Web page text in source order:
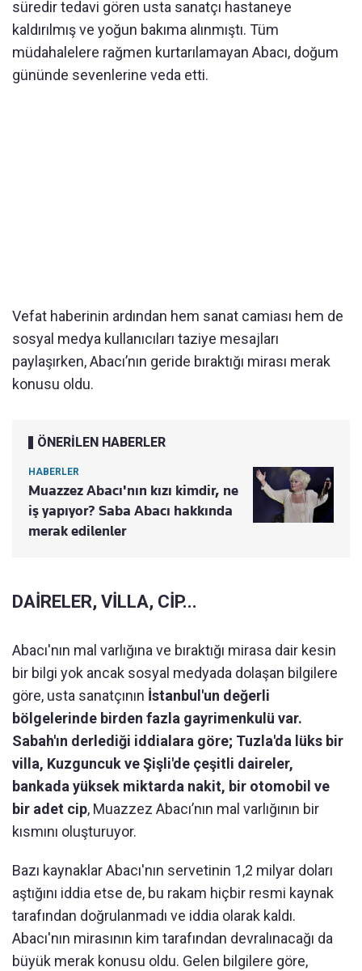
süredir tedavi gören usta sanatçı hastaneye
kaldırılmış ve yoğun bakıma alınmıştı. Tüm
müdahalelere rağmen kurtarılamayan Abacı, doğum
gününde sevenlerine veda etti.
Vefat haberinin ardından hem sanat camiası hem de
sosyal medya kullanıcıları taziye mesajları
paylaşırken, Abacı’nın geride bıraktığı mirası merak
konusu oldu.
ÖNERİLEN HABERLER
HABERLER
Muazzez Abacı'nın kızı kimdir, ne
iş yapıyor? Saba Abacı hakkında
merak edilenler
DAİRELER, VİLLA, CİP...
Abacı'nın mal varlığına ve bıraktığı mirasa dair kesin
bir bilgi yok ancak sosyal medyada dolaşan bilgilere
göre, usta sanatçının İstanbul'un değerli
bölgelerinde birden fazla gayrimenkulü var.
Sabah'ın derlediği iddialara göre; Tuzla'da lüks bir
villa, Kuzguncuk ve Şişli'de çeşitli daireler,
bankada yüksek miktarda nakit, bir otomobil ve
bir adet cip, Muazzez Abacı’nın mal varlığının bir
kısmını oluşturuyor.
Bazı kaynaklar Abacı'nın servetinin 1,2 milyar doları
aştığını iddia etse de, bu rakam hiçbir resmi kaynak
tarafından doğrulanmadı ve iddia olarak kaldı.
Abacı'nın mirasının kim tarafından devralınacağı da
büyük merak konusu oldu. Gelen bilgilere göre,